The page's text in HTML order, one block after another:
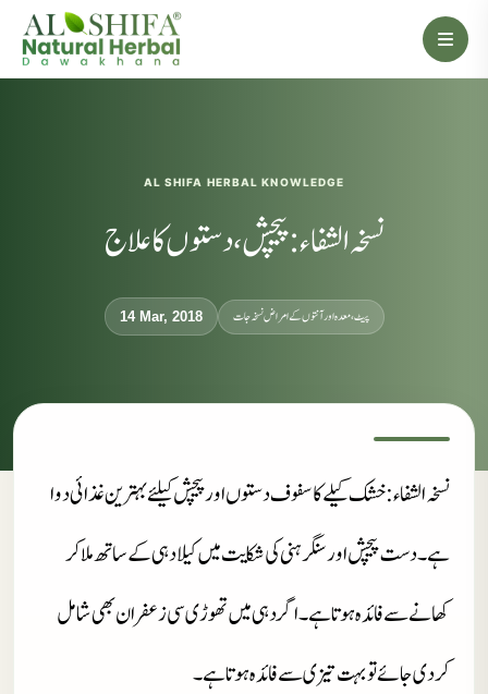
AL SHIFA HERBAL KNOWLEDGE
نسخہ الشفاء : پیچش، دستوں کا علاج
14 Mar, 2018 پیٹ، معدہ اور آنتوں کے امراض نسخہ جات
نسخہ الشفاء : خشک کیلے کا سفوف دستوں اور پیچش کیلئے بہترین غذائی دوا
ہے۔ دست پیچش اور سنگرہنی کی شکایت میں کیلا دہی کے ساتھ ملا کر
کھانے سےفائدہ ہوتا ہے۔ اگر دہی میں تھوڑی سی زعفران بھی شامل
کردی جائے تو بہت تیزی سے فائدہ ہوتا ہے۔